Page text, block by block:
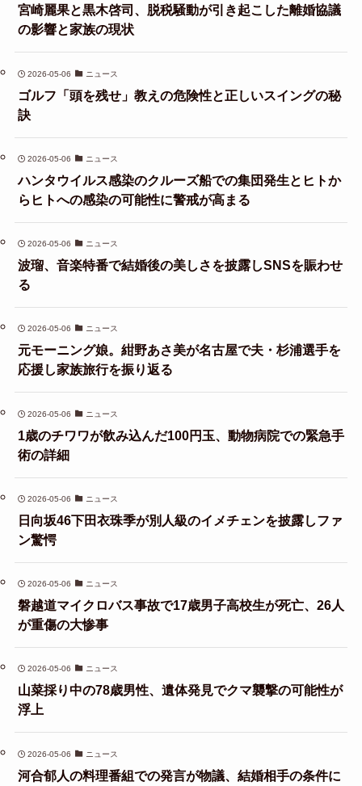
宮崎麗果と黒木啓司、脱税騒動が引き起こした離婚協議
の影響と家族の現状
2026-05-06 ニュース
ゴルフ「頭を残せ」教えの危険性と正しいスイングの秘
訣
2026-05-06 ニュース
ハンタウイルス感染のクルーズ船での集団発生とヒトか
らヒトへの感染の可能性に警戒が高まる
2026-05-06 ニュース
波瑠、音楽特番で結婚後の美しさを披露しSNSを賑わせ
る
2026-05-06 ニュース
元モーニング娘。紺野あさ美が名古屋で夫・杉浦選手を
応援し家族旅行を振り返る
2026-05-06 ニュース
1歳のチワワが飲み込んだ100円玉、動物病院での緊急手
術の詳細
2026-05-06 ニュース
日向坂46下田衣珠季が別人級のイメチェンを披露しファ
ン驚愕
2026-05-06 ニュース
磐越道マイクロバス事故で17歳男子高校生が死亡、26人
が重傷の大惨事
2026-05-06 ニュース
山菜採り中の78歳男性、遺体発見でクマ襲撃の可能性が
浮上
2026-05-06 ニュース
河合郁人の料理番組での発言が物議、結婚相手の条件に